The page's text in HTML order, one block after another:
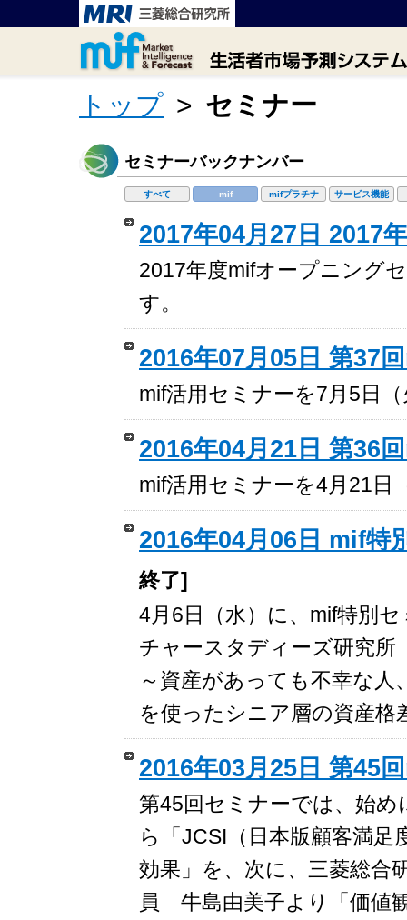
トップ > セミナー
セミナーバックナンバー
すべて mif mifプラチナ サービス機能
2017年04月27日 2017
2017年度mifオープニング
す。
2016年07月05日 第37
mif活用セミナーを7月5日
2016年04月21日 第36
mif活用セミナーを4月21日
2016年04月06日 mif特
終了]
4月6日（水）に、mif特別
チャースタディーズ研究
～資産があっても不幸な人
を使ったシニア層の資産格
2016年03月25日 第45
第45回セミナーでは、始め
ら「JCSI（日本版顧客満
効果」を、次に、三菱総
員 牛島由美子より「価値